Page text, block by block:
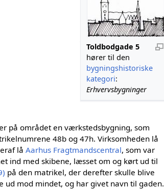
Toldbodgade 5
hører til den
bygningshistoriske
kategori:
Erhvervsbygninger
på området en værkstedsbygning, som
48b og 47h. Virksomheden lå
låAarhus Fragtmandscentral, som var
ind med skibene, læsset om og kørt ud til
på den matrikel, der derefter skulle blive
ud mod mindet, og har givet navn til gaden.